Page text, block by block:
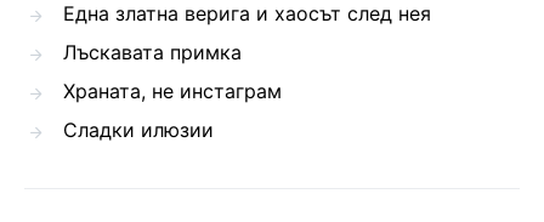
Една златна верига и хаосът след нея
Лъскавата примка
Храната, не инстаграм
Сладки илюзии